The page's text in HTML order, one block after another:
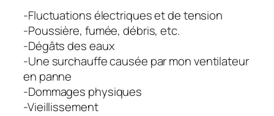
-Fluctuations électriques et de tension
-Poussière, fumée, débris, etc.
-Dégâts des eaux
-Une surchauffe causée par mon ventilateur
en panne
-Dommages physiques
-Vieillissement